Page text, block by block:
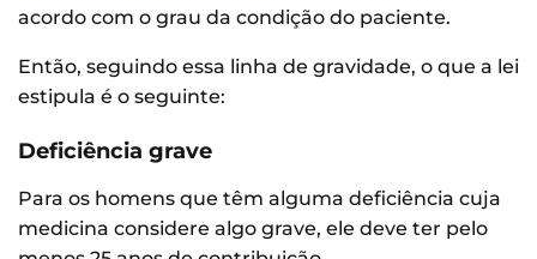
acordo com o grau da condição do paciente.
Então, seguindo essa linha de gravidade, o que a lei
estipula é o seguinte:
Deficiência grave
Para os homens que têm alguma deficiência cuja
medicina considere algo grave, ele deve ter pelo